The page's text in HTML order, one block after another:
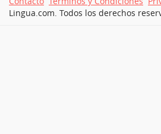
Lingua.com. Todos los derechos